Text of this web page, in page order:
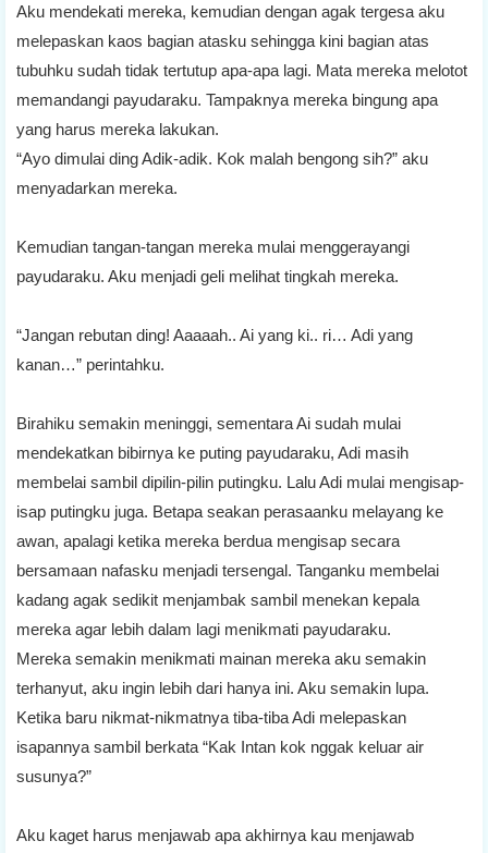
Aku mendekati mereka, kemudian dengan agak tergesa aku
melepaskan kaos bagian atasku sehingga kini bagian atas
tubuhku sudah tidak tertutup apa-apa lagi. Mata mereka melotot
memandangi payudaraku. Tampaknya mereka bingung apa
yang harus mereka lakukan.
“Ayo dimulai ding Adik-adik. Kok malah bengong sih?” aku
menyadarkan mereka.
Kemudian tangan-tangan mereka mulai menggerayangi
payudaraku. Aku menjadi geli melihat tingkah mereka.
“Jangan rebutan ding! Aaaaah.. Ai yang ki.. ri… Adi yang
kanan…” perintahku.
Birahiku semakin meninggi, sementara Ai sudah mulai
mendekatkan bibirnya ke puting payudaraku, Adi masih
membelai sambil dipilin-pilin putingku. Lalu Adi mulai mengisap-
isap putingku juga. Betapa seakan perasaanku melayang ke
awan, apalagi ketika mereka berdua mengisap secara
bersamaan nafasku menjadi tersengal. Tanganku membelai
kadang agak sedikit menjambak sambil menekan kepala
mereka agar lebih dalam lagi menikmati payudaraku.
Mereka semakin menikmati mainan mereka aku semakin
terhanyut, aku ingin lebih dari hanya ini. Aku semakin lupa.
Ketika baru nikmat-nikmatnya tiba-tiba Adi melepaskan
isapannya sambil berkata “Kak Intan kok nggak keluar air
susunya?”
Aku kaget harus menjawab apa akhirnya kau menjawab